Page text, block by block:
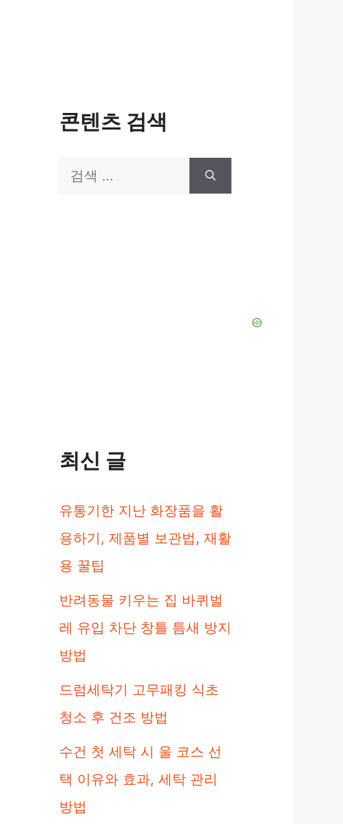
콘텐츠 검색
검
최신 글
유통기한 지난 화장품을 활
용하기, 제품별 보관법, 재활
용 꿀팁
반려동물 키우는 집 바퀴벌
레 유입 차단 창틀 틈새 방지
방법
드럼세탁기 고무패킹 식초
청소 후 건조 방법
수건 첫 세탁 시 울 코스 선
택 이유와 효과, 세탁 관리
방법